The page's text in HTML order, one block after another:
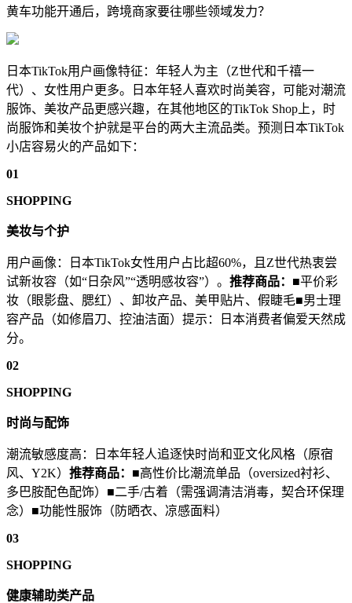
黄车功能开通后，跨境商家要往哪些领域发力？
日本TikTok用户画像特征：年轻人为主（Z世代和千禧一
代）、女性用户更多。日本年轻人喜欢时尚美容，可能对潮流
服饰、美妆产品更感兴趣，在其他地区的TikTok Shop上，时
尚服饰和美妆个护就是平台的两大主流品类。预测日本TikTok
小店容易火的产品如下：
01
SHOPPING
美妆与个护
用户画像：日本TikTok女性用户占比超60%，且Z世代热衷尝
试新妆容（如“日杂风”“透明感妆容”）。 推荐商品： ■平价彩
妆（眼影盘、腮红）、卸妆产品、美甲贴片、假睫毛■男士理
容产品（如修眉刀、控油洁面）提示：日本消费者偏爱天然成
分。
02
SHOPPING
时尚与配饰
潮流敏感度高：日本年轻人追逐快时尚和亚文化风格（原宿
风、Y2K） 推荐商品： ■高性价比潮流单品（oversized衬衫、
多巴胺配色配饰）■二手/古着（需强调清洁消毒，契合环保理
念）■功能性服饰（防晒衣、凉感面料）
03
SHOPPING
健康辅助类产品